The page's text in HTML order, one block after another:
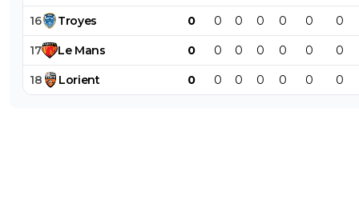
16 Troyes 0 0 0 0 0 0 0
17 Le Mans 0 0 0 0 0 0 0
18 Lorient 0 0 0 0 0 0 0